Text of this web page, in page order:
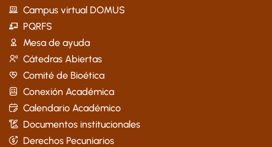
Campus virtual DOMUS
PQRFS
Mesa de ayuda
Cátedras Abiertas
Comité de Bioética
Conexión Académica
Calendario Académico
Documentos institucionales
Derechos Pecuniarios